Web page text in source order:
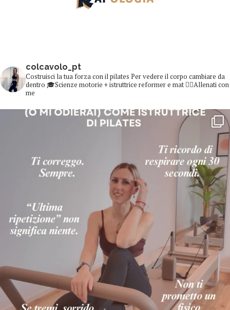
colcavolo_pt
Costruisci la tua forza con il pilates Per vedere il corpo cambiare da
dentro 🎓Scienze motorie + istruttrice reformer e mat 👇🏻Allenati con
me